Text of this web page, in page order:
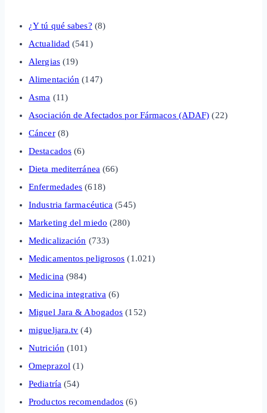
¿Y tú qué sabes? (8)
Actualidad (541)
Alergias(19)
Alimentación (147)
Asma (11)
Asociación de Afectados por Fármacos (ADAF) (22)
Cáncer(8)
Destacados (6)
Dieta mediterránea(66)
Enfermedades (618)
Industria farmacéutica (545)
Marketing del miedo (280)
Medicalización (733)
Medicamentos peligrosos (1.021)
Medicina(984)
Medicina integrativa (6)
Miguel Jara & Abogados (152)
migueljara.tv (4)
Nutrición(101)
Omeprazol(1)
Pediatría(54)
Productos recomendados (6)